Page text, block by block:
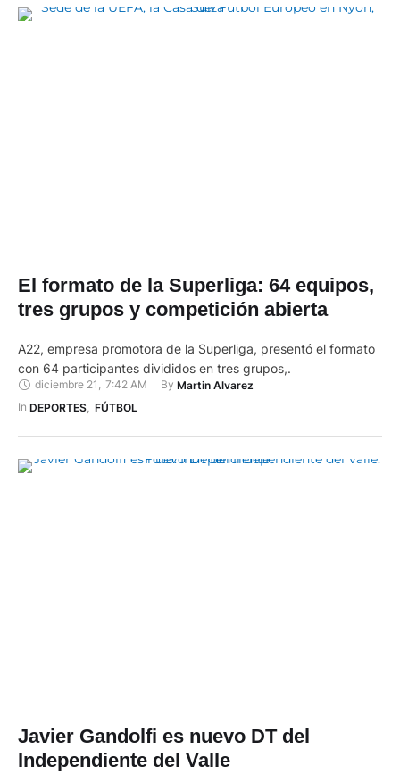
El formato de la Superliga: 64 equipos,
tres grupos y competición abierta
A22, empresa promotora de la Superliga, presentó el formato
con 64 participantes divididos en tres grupos,.
diciembre 21 , 7:42 AM By Martin Alvarez
In DEPORTES, FÚTBOL
Javier Gandolfi es nuevo DT del
Independiente del Valle